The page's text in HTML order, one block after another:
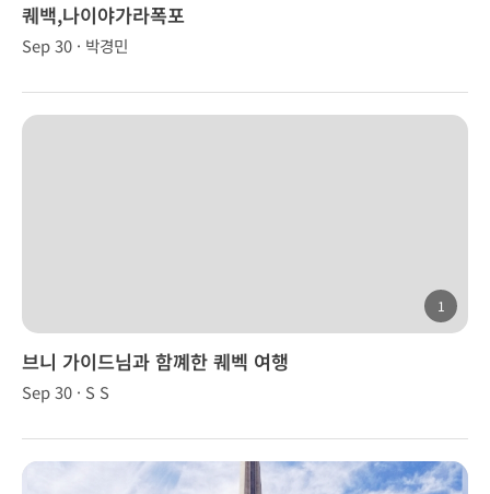
퀘백,나이야가라폭포
Sep 30 · 박경민
1
브니 가이드님과 함꼐한 퀘벡 여행
Sep 30 · S S